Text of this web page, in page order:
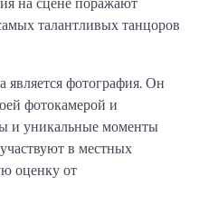
талантливых танцоров
фотография. Он
фотокамерой и
и уникальные моменты
в местных
оценку от